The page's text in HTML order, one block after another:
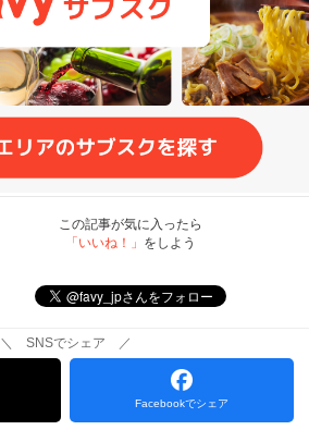
この記事が気に入ったら
「いいね！」 をしよう
＼ SNSでシェア ／
Facebookでシェア